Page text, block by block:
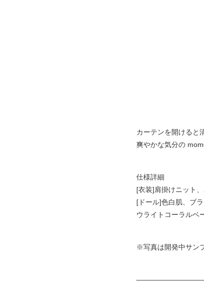
カーテンを開けると
爽やかな気分の
仕様詳細
[衣装]肩掛けニット
[ドール]色白肌、ブ
ウライトコーラルベ
※写真は開発中サン